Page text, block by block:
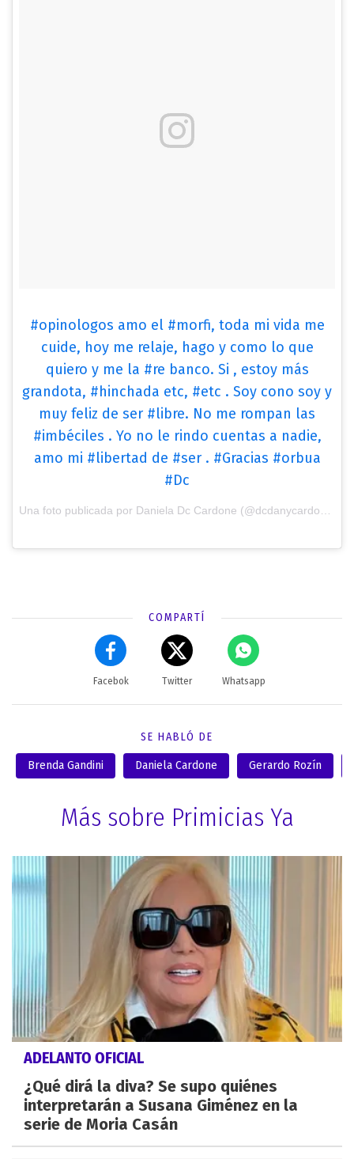
#opinologos amo el #morfi, toda mi vida me
cuide, hoy me relaje, hago y como lo que
quiero y me la #re banco. Si , estoy más
grandota, #hinchada etc, #etc . Soy cono soy y
muy feliz de ser #libre. No me rompan las
#imbéciles . Yo no le rindo cuentas a nadie,
amo mi #libertad de #ser . #Gracias #orbua
#Dc
COMPARTÍ
Facebok Twitter Whatsapp
SE HABLÓ DE
Brenda Gandini Daniela Cardone Gerardo Rozín
Más sobre Primicias Ya
ADELANTO OFICIAL
¿Qué dirá la diva? Se supo quiénes
interpretarán a Susana Giménez en la
serie de Moria Casán